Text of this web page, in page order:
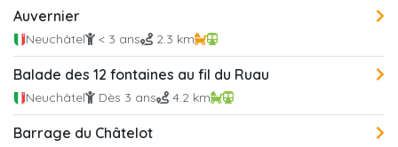
Auvernier
Neuchâtel < 3 ans 2.3 km
Balade des 12 fontaines au fil du Ruau
Neuchâtel Dès 3 ans 4.2 km
Barrage du Châtelot